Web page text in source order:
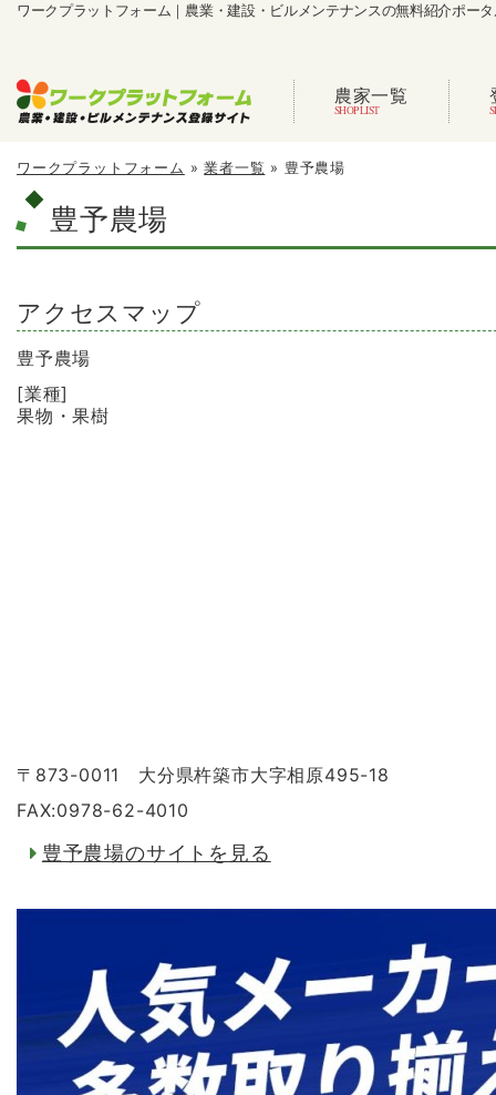
ワークプラットフォーム｜農業・建設・ビルメンテナンスの無料紹介ポー
農家一覧
ワークプラットフォーム »業者一覧 » 豊予農場
豊予農場
アクセスマップ
豊予農場
[業種]
果物・果樹
〒873-0011 大分県杵築市大字相原495-18
FAX:0978-62-4010
豊予農場のサイトを見る